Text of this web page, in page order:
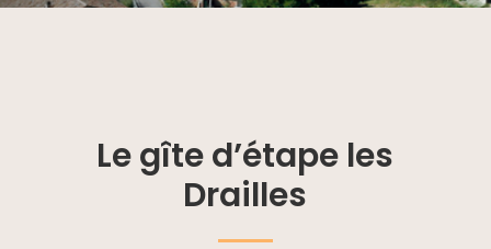
Le gîte d’étape les
Drailles